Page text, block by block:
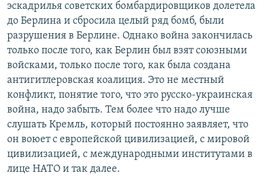
эскадрилья советских бомбардировщиков долетела
до Берлина и сбросила целый ряд бомб, были
разрушения в Берлине. Однако война закончилась
только после того, как Берлин был взят союзными
войсками, только после того, как была создана
антигитлеровская коалиция. Это не местный
конфликт, понятие того, что это русско-украинская
война, надо забыть. Тем более что надо лучше
слушать Кремль, который постоянно заявляет, что
он воюет с европейской цивилизацией, с мировой
цивилизацией, с международными институтами в
лице НАТО и так далее.